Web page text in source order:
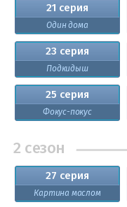
21 серия
Один дома
23 серия
Подкидыш
25 серия
Фокус-покус
2 сезон
27 серия
Картина маслом